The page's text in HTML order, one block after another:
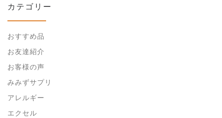
カテゴリー
おすすめ品
お友達紹介
お客様の声
みみずサプリ
アレルギー
エクセル